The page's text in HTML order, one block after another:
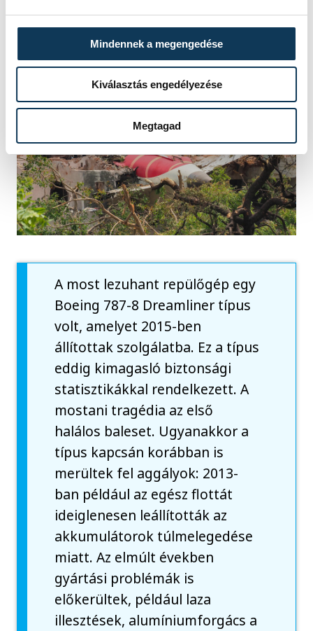
Mindennek a megengedése
Kiválasztás engedélyezése
Megtagad
lépett fel, ami a tragédiához vezetett.
A most lezuhant repülőgép egy
Boeing 787-8 Dreamliner típus
volt, amelyet 2015-ben
állítottak szolgálatba. Ez a típus
eddig kimagasló biztonsági
statisztikákkal rendelkezett. A
mostani tragédia az első
halálos baleset. Ugyanakkor a
típus kapcsán korábban is
merültek fel aggályok: 2013-
ban például az egész flottát
ideiglenesen leállították az
akkumulátorok túlmelegedése
miatt. Az elmúlt években
gyártási problémák is
előkerültek, például laza
illesztések, alumíniumforgács a